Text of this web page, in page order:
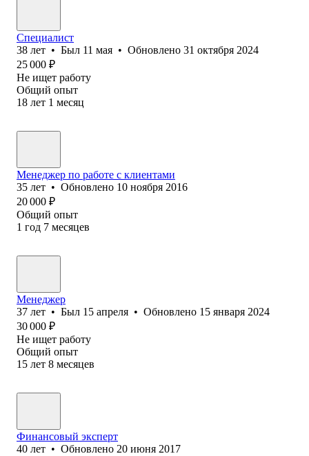
Специалист
38 лет • Был 11 мая • Обновлено 31 октября 2024
25 000 ₽
Не ищет работу
Общий опыт
18 лет 1 месяц
Менеджер по работе с клиентами
35 лет • Обновлено 10 ноября 2016
20 000 ₽
Общий опыт
1 год 7 месяцев
Менеджер
37 лет • Был 15 апреля • Обновлено 15 января 2024
30 000 ₽
Не ищет работу
Общий опыт
15 лет 8 месяцев
Финансовый эксперт
40 лет • Обновлено 20 июня 2017